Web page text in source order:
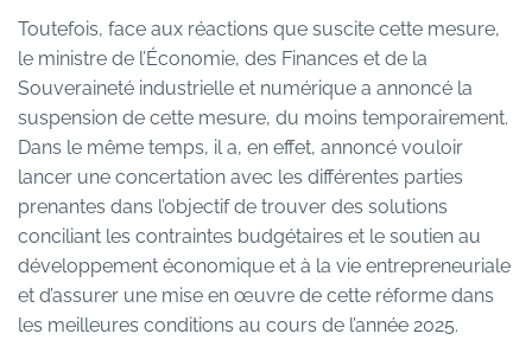
Toutefois, face aux réactions que suscite cette mesure,
le ministre de l’Économie, des Finances et de la
Souveraineté industrielle et numérique a annoncé la
suspension de cette mesure, du moins temporairement.
Dans le même temps, il a, en effet, annoncé vouloir
lancer une concertation avec les différentes parties
prenantes dans l’objectif de trouver des solutions
conciliant les contraintes budgétaires et le soutien au
développement économique et à la vie entrepreneuriale
et d’assurer une mise en œuvre de cette réforme dans
les meilleures conditions au cours de l’année 2025.